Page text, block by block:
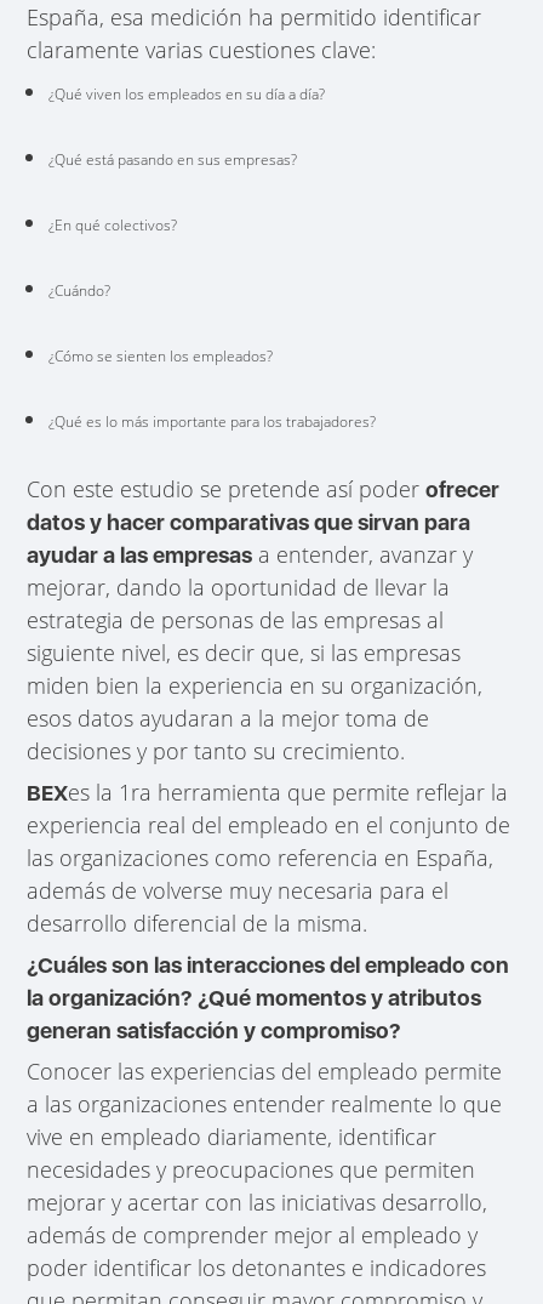
España, esa medición ha permitido identificar
claramente varias cuestiones clave:
¿Qué viven los empleados en su día a día?
¿Qué está pasando en sus empresas?
¿En qué colectivos?
¿Cuándo?
¿Cómo se sienten los empleados?
¿Qué es lo más importante para los trabajadores?
Con este estudio se pretende así poderofrecer
datos y hacer comparativas que sirvan para
ayudar a las empresas a entender, avanzar y
mejorar, dando la oportunidad de llevar la
estrategia de personas de las empresas al
siguiente nivel, es decir que, si las empresas
miden bien la experiencia en su organización,
esos datos ayudaran a la mejor toma de
decisiones y por tanto su crecimiento.
BEXes la 1ra herramienta que permite reflejar la
experiencia real del empleado en el conjunto de
las organizaciones como referencia en España,
además de volverse muy necesaria para el
desarrollo diferencial de la misma.
¿Cuáles son las interacciones del empleado con
la organización? ¿Qué momentos y atributos
generan satisfacción y compromiso?
Conocer las experiencias del empleado permite
a las organizaciones entender realmente lo que
vive en empleado diariamente, identificar
necesidades y preocupaciones que permiten
mejorar y acertar con las iniciativas desarrollo,
además de comprender mejor al empleado y
poder identificar los detonantes e indicadores